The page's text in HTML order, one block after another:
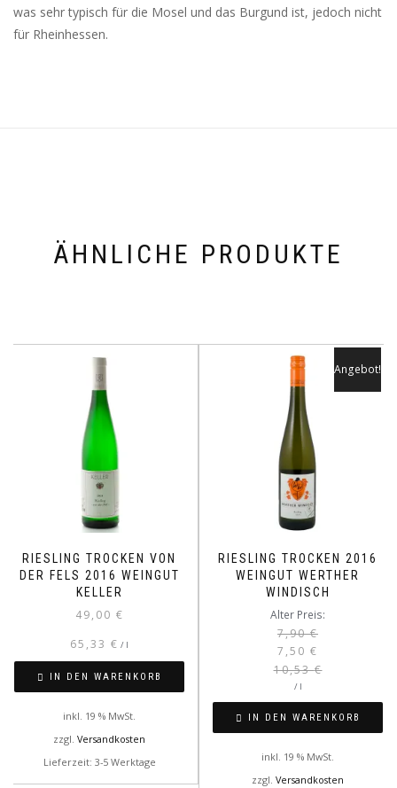
was sehr typisch für die Mosel und das Burgund ist, jedoch nicht
für Rheinhessen.
ÄHNLICHE PRODUKTE
RIESLING TROCKEN VON
DER FELS 2016 WEINGUT
KELLER
49,00 €
65,33 € / l
IN DEN WARENKORB
inkl. 19 % MwSt.
zzgl. Versandkosten
Lieferzeit: 3-5 Werktage
RIESLING TROCKEN 2016
WEINGUT WERTHER
WINDISCH
Angebot!
Alter Preis:
7,90€
7,50 €
10,53€
/ l
IN DEN WARENKORB
inkl. 19 % MwSt.
zzgl. Versandkosten